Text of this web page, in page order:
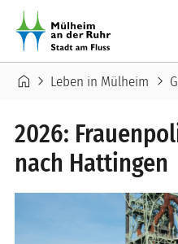
Direkt zum Inhalt
Pfadnavigation
home chevron_right Leben in Mülheim chevron_right
2026:
nach Hattingen